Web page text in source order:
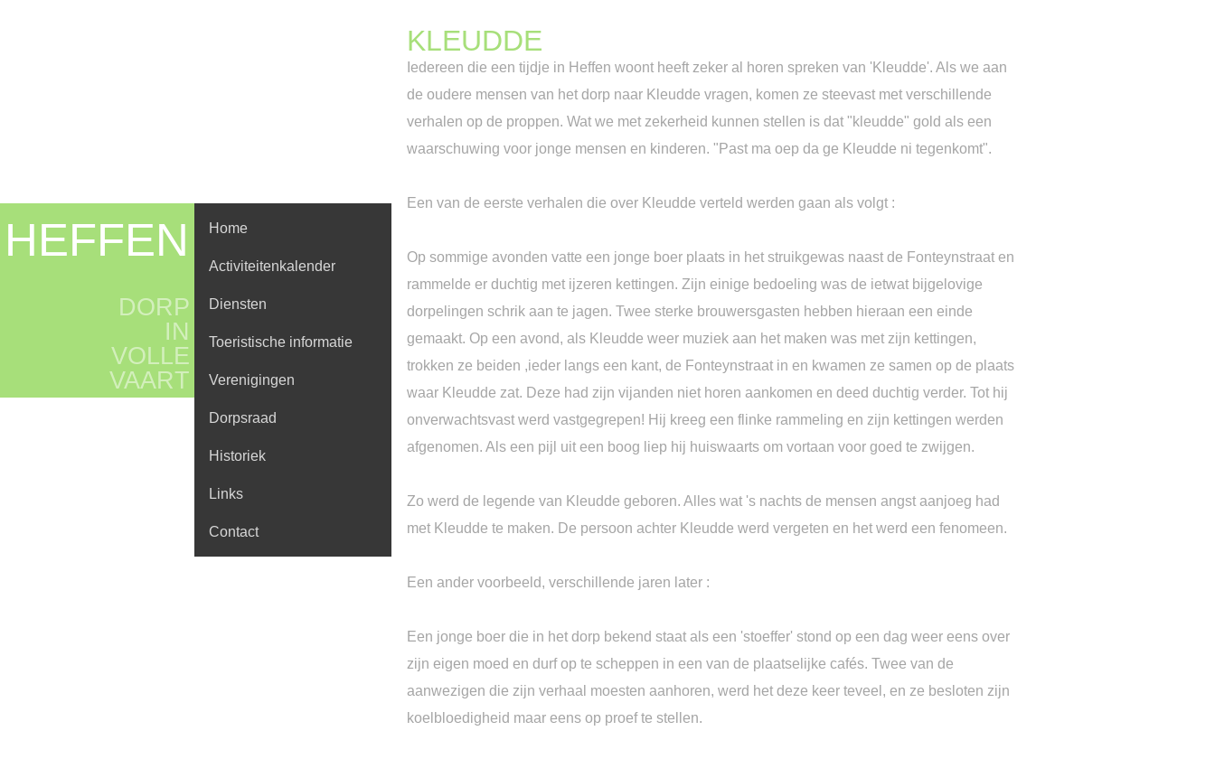
HEFFEN
DORP
IN
VOLLE
VAART
Home
Activiteitenkalender
Diensten
Toeristische informatie
Verenigingen
Dorpsraad
Historiek
Links
Contact
KLEUDDE
Iedereen die een tijdje in Heffen woont heeft zeker al horen spreken van 'Kleudde'. Als we aan
de oudere mensen van het dorp naar Kleudde vragen, komen ze steevast met verschillende
verhalen op de proppen. Wat we met zekerheid kunnen stellen is dat "kleudde" gold als een
waarschuwing voor jonge mensen en kinderen. "Past ma oep da ge Kleudde ni tegenkomt".
Een van de eerste verhalen die over Kleudde verteld werden gaan als volgt :
Op sommige avonden vatte een jonge boer plaats in het struikgewas naast de Fonteynstraat en
rammelde er duchtig met ijzeren kettingen. Zijn einige bedoeling was de ietwat bijgelovige
dorpelingen schrik aan te jagen. Twee sterke brouwersgasten hebben hieraan een einde
gemaakt. Op een avond, als Kleudde weer muziek aan het maken was met zijn kettingen,
trokken ze beiden ,ieder langs een kant, de Fonteynstraat in en kwamen ze samen op de plaats
waar Kleudde zat. Deze had zijn vijanden niet horen aankomen en deed duchtig verder. Tot hij
onverwachtsvast werd vastgegrepen! Hij kreeg een flinke rammeling en zijn kettingen werden
afgenomen. Als een pijl uit een boog liep hij huiswaarts om vortaan voor goed te zwijgen.
Zo werd de legende van Kleudde geboren. Alles wat 's nachts de mensen angst aanjoeg had
met Kleudde te maken. De persoon achter Kleudde werd vergeten en het werd een fenomeen.
Een ander voorbeeld, verschillende jaren later :
Een jonge boer die in het dorp bekend staat als een 'stoeffer' stond op een dag weer eens over
zijn eigen moed en durf op te scheppen in een van de plaatselijke cafés. Twee van de
aanwezigen die zijn verhaal moesten aanhoren, werd het deze keer teveel, en ze besloten zijn
koelbloedigheid maar eens op proef te stellen.